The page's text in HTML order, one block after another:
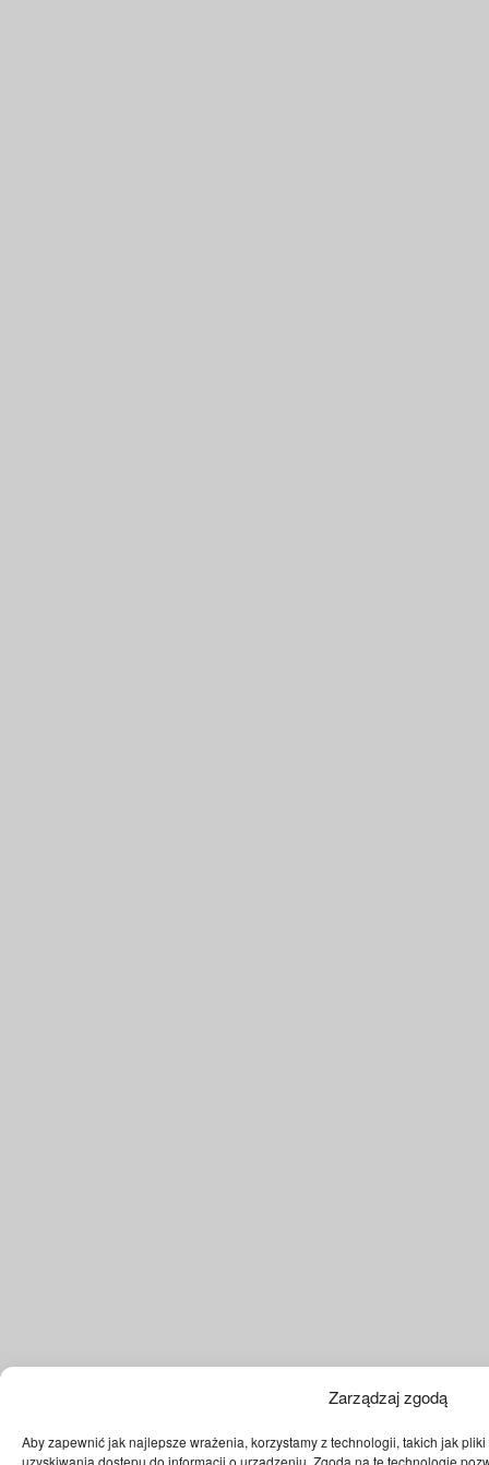
Zarządzaj zgodą
Aby zapewnić jak najlepsze wrażenia, korzystamy z technologii, takich jak
uzyskiwania dostępu do informacji o urządzeniu. Zgoda na te technologie